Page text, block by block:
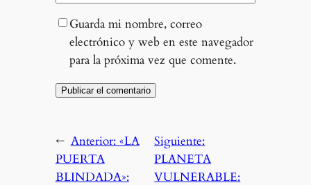
Guarda mi nombre, correo
electrónico y web en este navegador
para la próxima vez que comente.
← Anterior: «LA
PUERTA
BLINDADA»:
Siguiente:
PLANETA
VULNERABLE: